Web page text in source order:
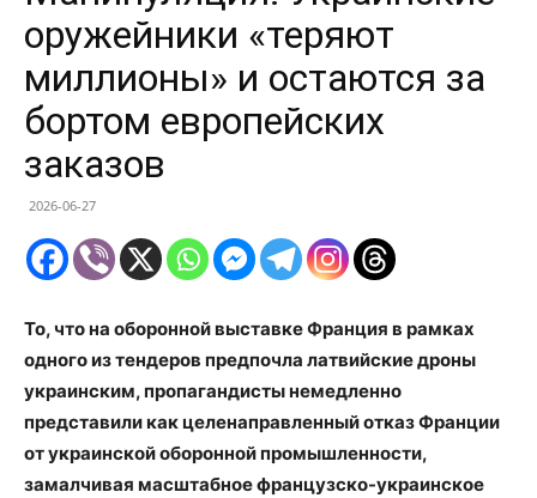
оружейники «теряют
миллионы» и остаются за
бортом европейских
заказов
2026-06-27
То, что на оборонной выставке Франция в рамках
одного из тендеров предпочла латвийские дроны
украинским, пропагандисты немедленно
представили как целенаправленный отказ Франции
от украинской оборонной промышленности,
замалчивая масштабное французско-украинское